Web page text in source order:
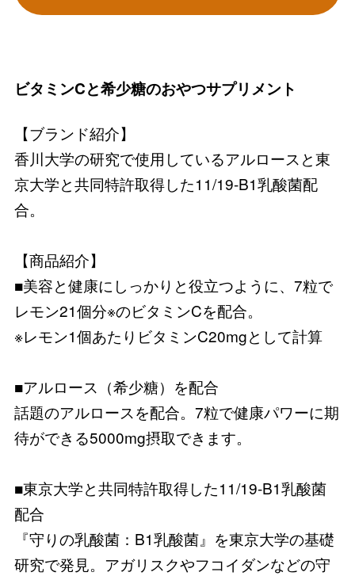
ビタミンCと希少糖のおやつサプリメント
【ブランド紹介】
香川大学の研究で使用しているアルロースと東
京大学と共同特許取得した11/19-B1乳酸菌配
合。
【商品紹介】
■美容と健康にしっかりと役立つように、7粒で
レモン21個分※のビタミンCを配合。
※レモン1個あたりビタミンC20mgとして計算
■アルロース（希少糖）を配合
話題のアルロースを配合。7粒で健康パワーに期
待ができる5000mg摂取できます。
■東京大学と共同特許取得した11/19-B1乳酸菌
配合
『守りの乳酸菌：B1乳酸菌』を東京大学の基礎
研究で発見。アガリスクやフコイダンなどの守